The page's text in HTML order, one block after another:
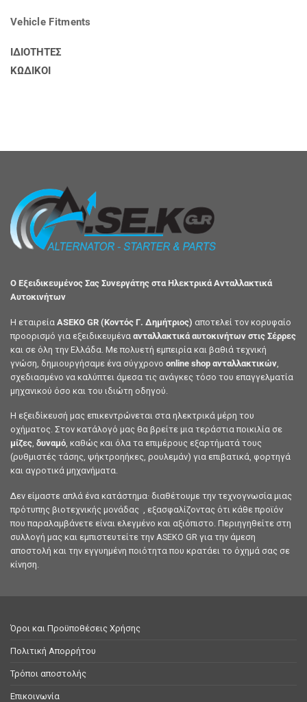
Vehicle Fitments
ΙΔΙΟΤΗΤΕΣ
ΚΩΔΙΚΟΙ
Ο Εξειδικευμένος Σας Συνεργάτης στα Ηλεκτρικά Ανταλλακτικά
Αυτοκινήτων
Η εταιρεία ASEKO GR (Κοντός Γ. Δημήτριος) αποτελεί τον κορυφαίο
προορισμό για εξειδικευμένα ανταλλακτικά αυτοκινήτων στις Σέρρες
και σε όλη την Ελλάδα. Με πολυετή εμπειρία και βαθιά τεχνική
γνώση, δημιουργήσαμε ένα σύγχρονο online shop ανταλλακτικών
σχεδιασμένο να καλύπτει άμεσα τις ανάγκες τόσο του επαγγελματία
μηχανικού όσο και του ιδιώτη οδηγού.
Η εξειδίκευσή μας επικεντρώνεται στα ηλεκτρικά μέρη του
οχήματος. Στον κατάλογό μας θα βρείτε μια τεράστια ποικιλία σε
μίζες, δυναμό, καθώς και όλα τα επιμέρους εξαρτήματά τους
(ρυθμιστές τάσης, ψήκτροηήκες, ρουλεμάν) για επιβατικά, φορτηγά
και αγροτικά μηχανήματα.
Δεν είμαστε απλά ένα κατάστημα· διαθέτουμε την τεχνογνωσία μιας
πρότυπης βιοτεχνικής μονάδας , εξασφαλίζοντας ότι κάθε προϊόν
που παραλαμβάνετε είναι ελεγμένο και αξιόπιστο. Περιηγηθείτε στη
συλλογή μας και εμπιστευτείτε την ASEKO GR για την άμεση
αποστολή και την εγγυημένη ποιότητα που κρατάει το όχημά σας σε
κίνηση.
Όροι και Προϋποθέσεις Χρήσης
Πολιτική Απορρήτου
Τρόποι αποστολής
Επικοινωνία